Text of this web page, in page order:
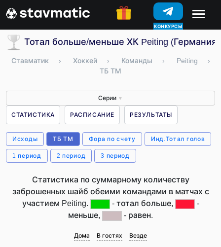
КОНКУРСЫ
Тотал больше/меньше ХК Peiting (Германия)
Ставматик › Хоккей › Команды › Peiting
›
ТБ ТМ
Серии ▼
СТАТИСТИКА РАСПИСАНИЕ РЕЗУЛЬТАТЫ
Исходы ТБ ТМ Фора по счету Инд.Тотал голов
1 период 2 период 3 период
Статистика по суммарному количеству
заброшенных шайб обеими командами в матчах с
участием Peiting.
- тотал больше,
-
меньше,
- равен.
Дома В гостях Везде